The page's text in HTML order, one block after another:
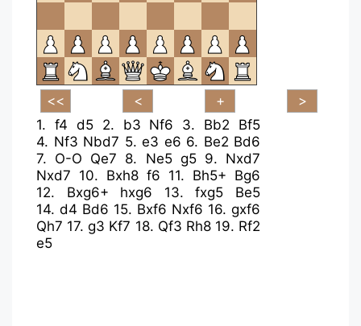
1. f4 d5 2. b3 Nf6 3. Bb2
Bf5
4. Nf3 Nbd7 5. e3 e6 6. Be2 Bd6
7. O-O Qe7 8. Ne5 g5 9. Nxd7
Nxd7 10. Bxh8 f6 11. Bh5+ Bg6
12. Bxg6+ hxg6 13.fxg5
Be5
14. d4 Bd6 15. Bxf6 Nxf6 16. gxf6
Qh7 17.g3 Kf7 18. Qf3 Rh8 19. Rf2
e5